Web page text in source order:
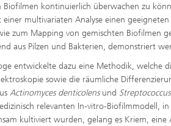
Biofilmen kontinuierlich überwachen zu
multivariaten Analyse einen
zum Mapping von gemischten Biofilmen
aus Pilzen und Bakterien, demonstriert
entwickelte dazu eine Methodik, welche
sowie die räumliche
Actinomyces denticolensund
relevanten In-vitro-Biofilmmodell,
kultiviert wurden, gelang es Kriem, eine